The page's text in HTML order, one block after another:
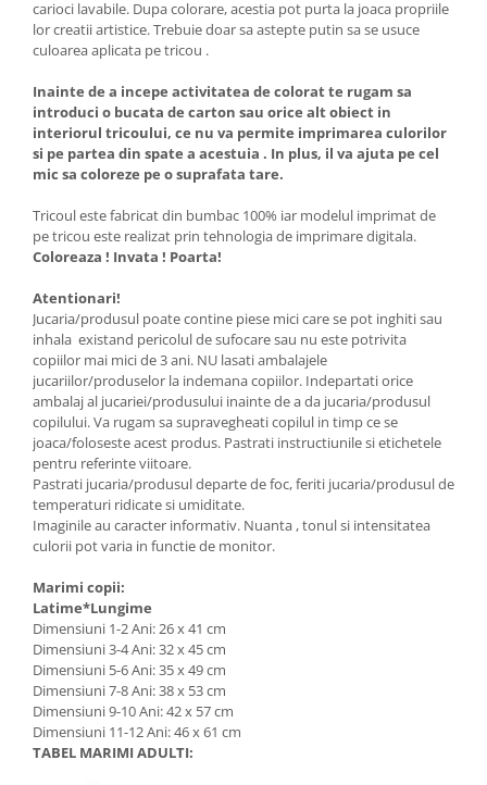
carioci lavabile. Dupa colorare, acestia pot purta la joaca propriile
lor creatii artistice. Trebuie doar sa astepte putin sa se usuce
culoarea aplicata pe tricou .
Inainte de a incepe activitatea de colorat te rugam sa
introduci o bucata de carton sau orice alt obiect in
interiorul tricoului, ce nu va permite imprimarea culorilor
si pe partea din spate a acestuia . In plus, il va ajuta pe cel
mic sa coloreze pe o suprafata tare.
Tricoul este fabricat din bumbac 100% iar modelul imprimat de
pe tricou este realizat prin tehnologia de imprimare digitala.
Coloreaza ! Invata ! Poarta!
Atentionari!
Jucaria/produsul poate contine piese mici care se pot inghiti sau
inhala existand pericolul de sufocare sau nu este potrivita
copiilor mai mici de 3 ani. NU lasati ambalajele
jucariilor/produselor la indemana copiilor. Indepartati orice
ambalaj al jucariei/produsului inainte de a da jucaria/produsul
copilului. Va rugam sa supravegheati copilul in timp ce se
joaca/foloseste acest produs. Pastrati instructiunile si etichetele
pentru referinte viitoare.
Pastrati jucaria/produsul departe de foc, feriti jucaria/produsul de
temperaturi ridicate si umiditate.
Imaginile au caracter informativ. Nuanta , tonul si intensitatea
culorii pot varia in functie de monitor.
Marimi copii:
Latime*Lungime
Dimensiuni 1-2 Ani: 26 x 41 cm
Dimensiuni 3-4 Ani: 32 x 45 cm
Dimensiuni 5-6 Ani: 35 x 49 cm
Dimensiuni 7-8 Ani: 38 x 53 cm
Dimensiuni 9-10 Ani: 42 x 57 cm
Dimensiuni 11-12 Ani: 46 x 61 cm
TABEL MARIMI ADULTI: